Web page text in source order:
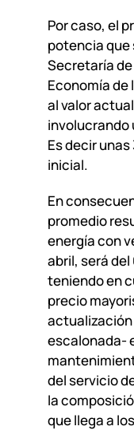
Por caso, el
potencia que
Secretaría
Economía de
al valor
involucrando
Es decir
inicial.
En
promedio
energía con
abril, será
teniendo en
precio
actualización
escalonada-
del servicio
la
que llega a